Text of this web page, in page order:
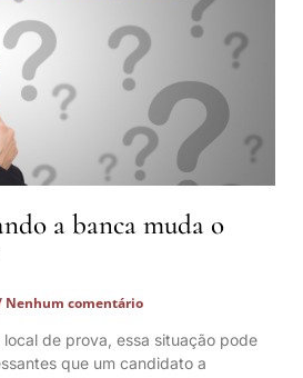
a banca muda o
Nenhum comentário
de prova, essa situação pode
que um candidato a